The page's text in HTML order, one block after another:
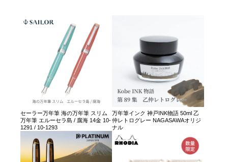
セーラー万年筆 海の万年筆 スリム
万年筆 エルーセラ島 / 腐海 14金 10-
1291 / 10-1293
万年筆インク 神戸INK物語 50ml 乙
仲レトログレー NAGASAWAオリジ
ナル